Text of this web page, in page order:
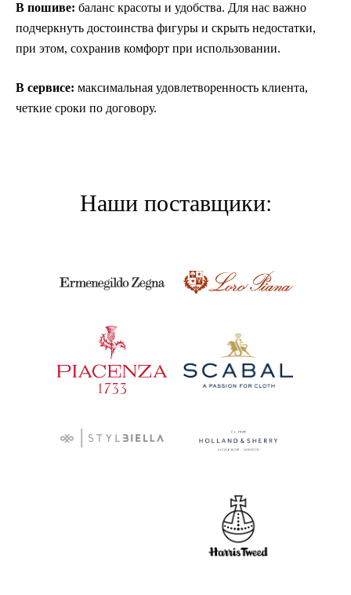
В пошиве: баланс красоты и удобства. Для нас важно
подчеркнуть достоинства фигуры и скрыть недостатки,
при этом, сохранив комфорт при использовании.
В сервисе: максимальная удовлетворенность клиента,
четкие сроки по договору.
Наши поставщики: